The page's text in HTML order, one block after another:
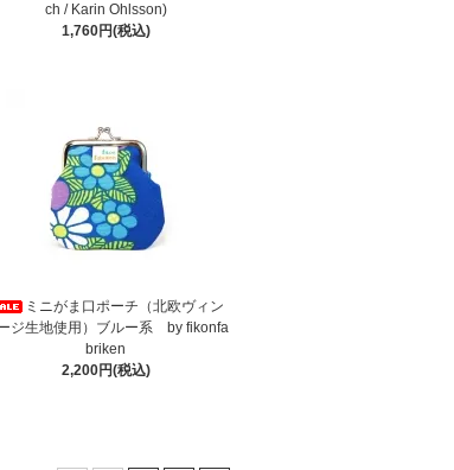
ch / Karin Ohlsson)
1,760円(税込)
ミニがま口ポーチ（北欧ヴィン
ジ生地使用）ブルー系 by fikonfa
briken
2,200円(税込)